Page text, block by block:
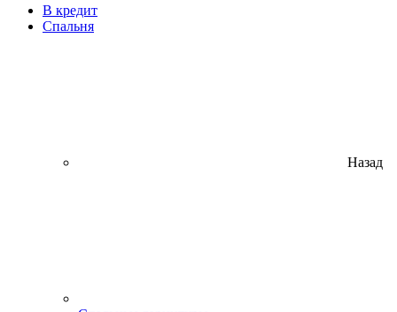
В кредит
Спальня
Назад